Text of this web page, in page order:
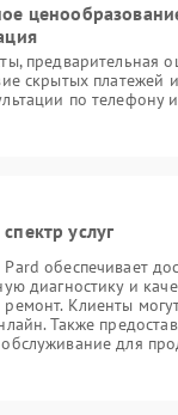
предварительная
скрытых платежей
по телефону
услуг
обеспечивает
диагностику и
Клиенты
Также
для